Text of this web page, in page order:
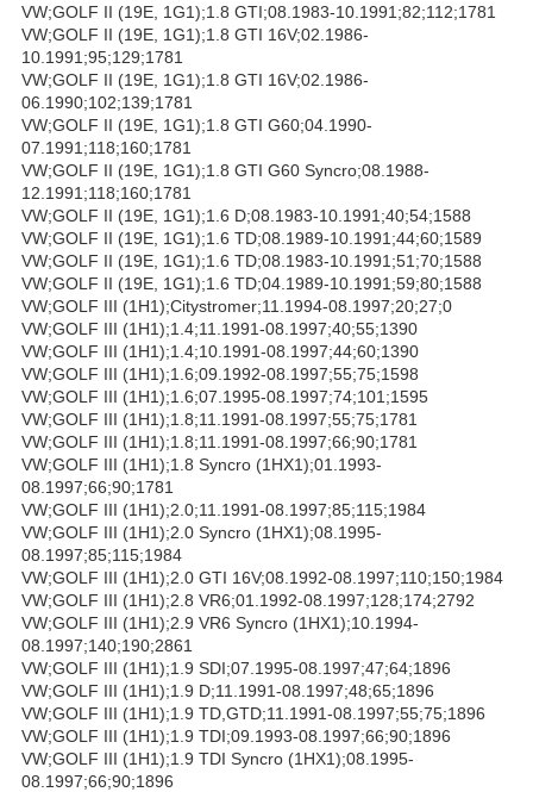
VW;GOLF II (19E, 1G1);1.8 GTI;08.1983-10.1991;82;112;1781
VW;GOLF II (19E, 1G1);1.8 GTI 16V;02.1986-
10.1991;95;129;1781
VW;GOLF II (19E, 1G1);1.8 GTI 16V;02.1986-
06.1990;102;139;1781
VW;GOLF II (19E, 1G1);1.8 GTI G60;04.1990-
07.1991;118;160;1781
VW;GOLF II (19E, 1G1);1.8 GTI G60 Syncro;08.1988-
12.1991;118;160;1781
VW;GOLF II (19E, 1G1);1.6 D;08.1983-10.1991;40;54;1588
VW;GOLF II (19E, 1G1);1.6 TD;08.1989-10.1991;44;60;1589
VW;GOLF II (19E, 1G1);1.6 TD;08.1983-10.1991;51;70;1588
VW;GOLF II (19E, 1G1);1.6 TD;04.1989-10.1991;59;80;1588
VW;GOLF III (1H1);Citystromer;11.1994-08.1997;20;27;0
VW;GOLF III (1H1);1.4;11.1991-08.1997;40;55;1390
VW;GOLF III (1H1);1.4;10.1991-08.1997;44;60;1390
VW;GOLF III (1H1);1.6;09.1992-08.1997;55;75;1598
VW;GOLF III (1H1);1.6;07.1995-08.1997;74;101;1595
VW;GOLF III (1H1);1.8;11.1991-08.1997;55;75;1781
VW;GOLF III (1H1);1.8;11.1991-08.1997;66;90;1781
VW;GOLF III (1H1);1.8 Syncro (1HX1);01.1993-
08.1997;66;90;1781
VW;GOLF III (1H1);2.0;11.1991-08.1997;85;115;1984
VW;GOLF III (1H1);2.0 Syncro (1HX1);08.1995-
08.1997;85;115;1984
VW;GOLF III (1H1);2.0 GTI 16V;08.1992-08.1997;110;150;1984
VW;GOLF III (1H1);2.8 VR6;01.1992-08.1997;128;174;2792
VW;GOLF III (1H1);2.9 VR6 Syncro (1HX1);10.1994-
08.1997;140;190;2861
VW;GOLF III (1H1);1.9 SDI;07.1995-08.1997;47;64;1896
VW;GOLF III (1H1);1.9 D;11.1991-08.1997;48;65;1896
VW;GOLF III (1H1);1.9 TD,GTD;11.1991-08.1997;55;75;1896
VW;GOLF III (1H1);1.9 TDI;09.1993-08.1997;66;90;1896
VW;GOLF III (1H1);1.9 TDI Syncro (1HX1);08.1995-
08.1997;66;90;1896